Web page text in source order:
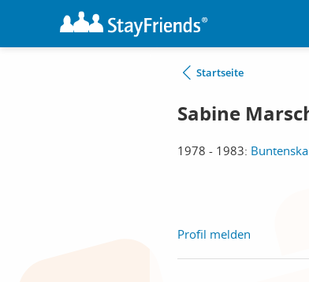
Startseite
Sabine
1978 - 1983:
Profil melden